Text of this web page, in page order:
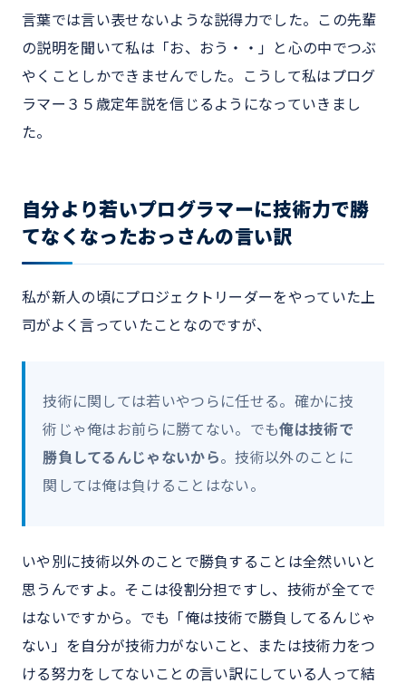
言葉では言い表せないような説得力でした。この先輩
の説明を聞いて私は「お、おう・・」と心の中でつぶ
やくことしかできませんでした。こうして私はプログ
ラマー３５歳定年説を信じるようになっていきまし
た。
自分より若いプログラマーに技術力で勝
てなくなったおっさんの言い訳
私が新人の頃にプロジェクトリーダーをやっていた上
司がよく言っていたことなのですが、
技術に関しては若いやつらに任せる。確かに技
術じゃ俺はお前らに勝てない。でも俺は技術で
勝負してるんじゃないから。技術以外のことに
関しては俺は負けることはない。
いや別に技術以外のことで勝負することは全然いいと
思うんですよ。そこは役割分担ですし、技術が全てで
はないですから。でも「俺は技術で勝負してるんじゃ
ない」を自分が技術力がないこと、または技術力をつ
ける努力をしてないことの言い訳にしている人って結